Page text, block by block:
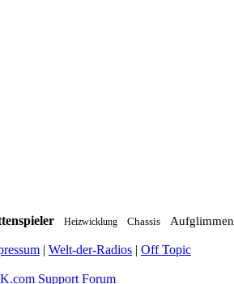
Heizwicklung Chassis Aufglimmen
| Welt-der-Radios | Off Topic
Support Forum